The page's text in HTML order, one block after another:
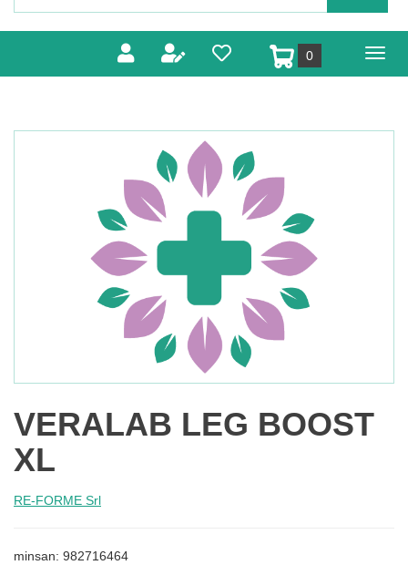
0prodotti
inseriti
VERALAB LEG BOOST
XL
RE-FORME Srl
minsan: 982716464